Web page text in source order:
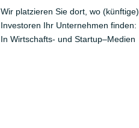
Wir platzieren Sie dort , wo (künftige)
Investoren Ihr Unternehmen finden:
In Wirtschafts- und Startup–Medien